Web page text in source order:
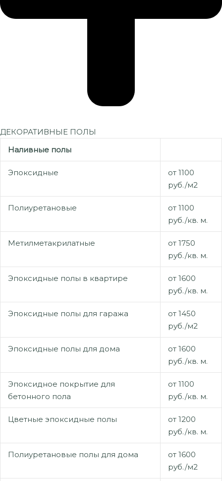
ДЕКОРАТИВНЫЕ ПОЛЫ
Наливные полы
Эпоксидные
от 1100
руб./м2
Полиуретановые
от 1100
руб./кв. м.
Метилметакрилатные
от 1750
руб./кв. м.
Эпоксидные полы в квартире
от 1600
руб./кв. м.
Эпоксидные полы для гаража
от 1450
руб./м2
Эпоксидные полы для дома
от 1600
руб./кв. м.
Эпоксидное покрытие для
бетонного пола
от 1100
руб./кв. м.
Цветные эпоксидные полы
от 1200
руб./кв. м.
Полиуретановые полы для дома
от 1600
руб./м2